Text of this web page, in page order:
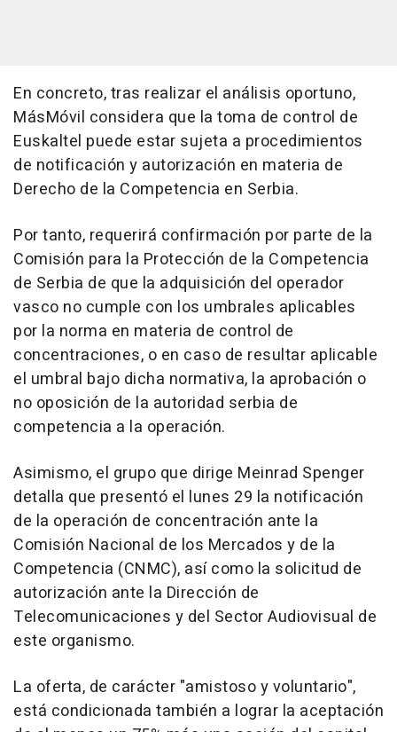
En concreto, tras realizar el análisis oportuno,
MásMóvil considera que la toma de control de
Euskaltel puede estar sujeta a procedimientos
de notificación y autorización en materia de
Derecho de la Competencia en Serbia.
Por tanto, requerirá confirmación por parte de la
Comisión para la Protección de la Competencia
de Serbia de que la adquisición del operador
vasco no cumple con los umbrales aplicables
por la norma en materia de control de
concentraciones, o en caso de resultar aplicable
el umbral bajo dicha normativa, la aprobación o
no oposición de la autoridad serbia de
competencia a la operación.
Asimismo, el grupo que dirige Meinrad Spenger
detalla que presentó el lunes 29 la notificación
de la operación de concentración ante la
Comisión Nacional de los Mercados y de la
Competencia (CNMC), así como la solicitud de
autorización ante la Dirección de
Telecomunicaciones y del Sector Audiovisual de
este organismo.
La oferta, de carácter "amistoso y voluntario",
está condicionada también a lograr la aceptación